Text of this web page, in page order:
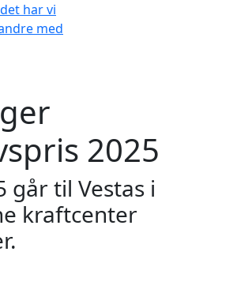
har vi
med
2025
går til Vestas i
kraftcenter